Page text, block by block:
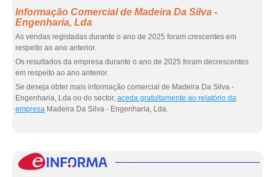
Informação Comercial de Madeira Da Silva -
Engenharia, Lda
As vendas registadas durante o ano de 2025 foram crescentes em
respeito ao ano anterior.
Os resultados da empresa durante o ano de 2025 foram decrescentes
em respeito ao ano anterior.
Se deseja obter mais informação comercial de Madeira Da Silva -
Engenharia, Lda ou do sector, aceda gratuitamente ao relatório da
empresa Madeira Da Silva - Engenharia, Lda.